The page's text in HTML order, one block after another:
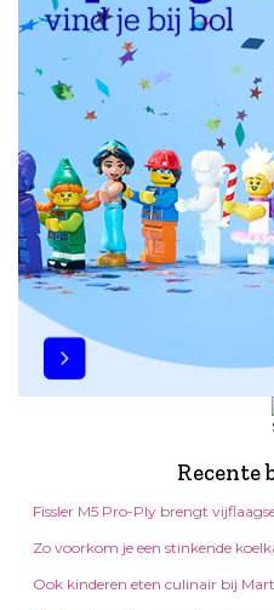
Recente
Fissler M5 Pro-Ply brengt
Zo voorkom je een stinkende
Ook kinderen eten culinair bij